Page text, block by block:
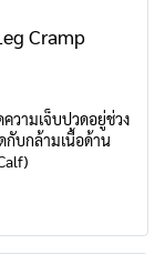
Cramp
วามเจ็บปวดอยู่ช่วง
กับกล้ามเนื้อด้าน